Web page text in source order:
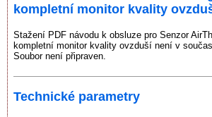
kompletní monitor kvality
Stažení PDF návodu k obsluze pro Senzor
kompletní monitor kvality ovzduší není v
Soubor není připraven.
Technické parametry